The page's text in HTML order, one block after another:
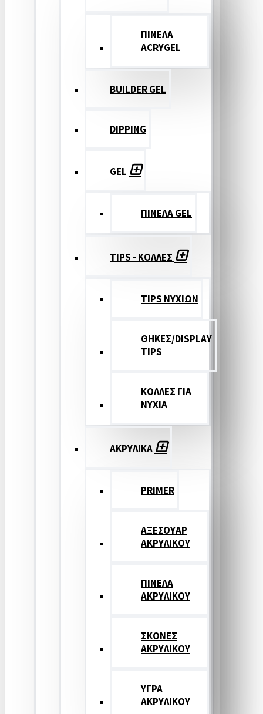
ΠΙΝΕΛΑ
ACRYGEL
BUILDER GEL
DIPPING
GEL
ΠΙΝΕΛΑ GEL
TIPS - ΚΟΛΛΕΣ
TIPS ΝΥΧΙΩΝ
ΘΗΚΕΣ/DISPLAY
TIPS
ΚΟΛΛΕΣ ΓΙΑ
ΝΥΧΙΑ
ΑΚΡΥΛΙΚΑ
PRIMER
ΑΞΕΣΟΥΑΡ
ΑΚΡΥΛΙΚΟΥ
ΠΙΝΕΛΑ
ΑΚΡΥΛΙΚΟΥ
ΣΚΟΝΕΣ
ΑΚΡΥΛΙΚΟΥ
ΥΓΡΑ
ΑΚΡΥΛΙΚΟΥ